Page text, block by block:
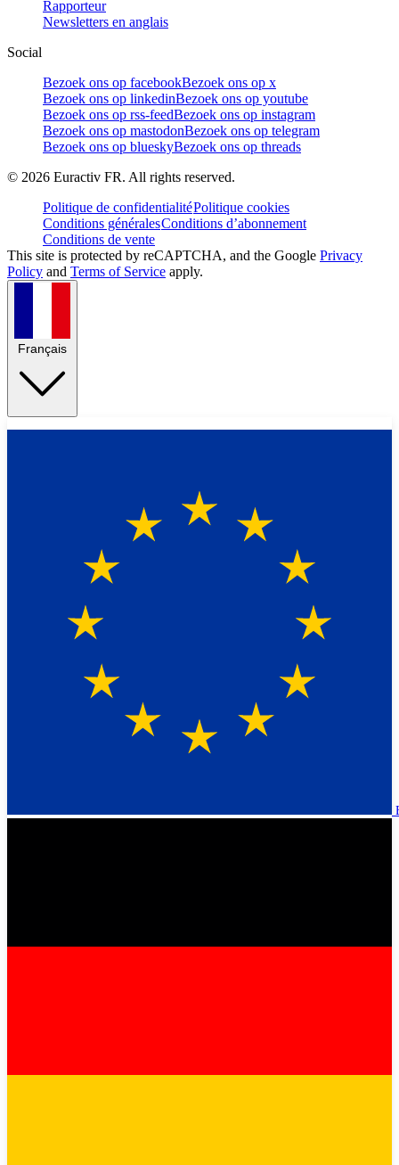
Rapporteur
Newsletters en anglais
Social
Bezoek ons op facebookBezoek ons op x
Bezoek ons op linkedinBezoek ons op youtube
Bezoek ons op rss-feedBezoek ons op instagram
Bezoek ons op mastodonBezoek ons op telegram
Bezoek ons op blueskyBezoek ons op threads
© 2026 Euractiv FR. All rights reserved.
Politique de confidentialitéPolitique cookies
Conditions généralesConditions d’abonnement
Conditions de vente
This site is protected by reCAPTCHA, and the Google Privacy
Policy and Terms of Service apply.
Français